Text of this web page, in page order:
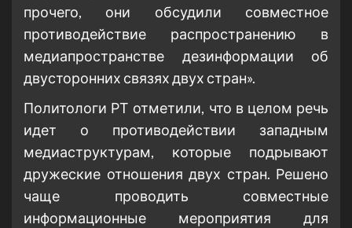
прочего, они обсудили совместное
противодействие распространению в
медиапространстве дезинформации об
двусторонних связях двух стран».
Политологи РТ отметили, что в целом речь
идет о противодействии западным
медиаструктурам, которые подрывают
дружеские отношения двух стран. Решено
чаще проводить совместные
информационные мероприятия для